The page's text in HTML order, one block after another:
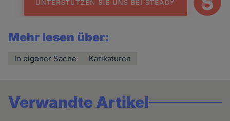
Mehr lesen über:
In eigener Sache Karikaturen
Verwandte Artikel